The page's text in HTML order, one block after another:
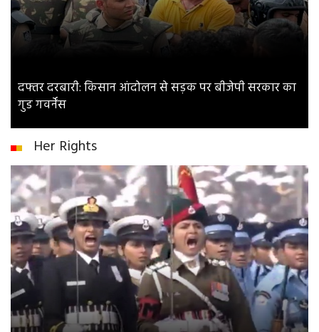
दफ्तर दरबारी: किसान आंदोलन से सड़क पर बीजेपी सरकार का
गुड गवर्नेंस
Her Rights